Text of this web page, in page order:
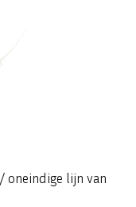
oneindige lijn van